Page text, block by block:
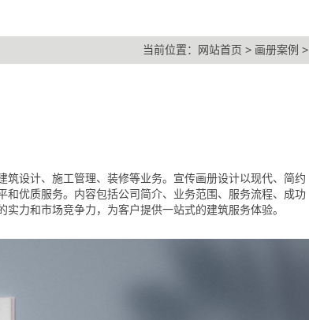
当前位置： 网站首页 > 画册案例 >
筑设计、施工管理、装修等业务。宣传画册设计以现代、简约
和优质服务。内容包括公司简介、业务范围、服务流程、成功
力和市场竞争力，为客户提供一站式的建筑服务体验。